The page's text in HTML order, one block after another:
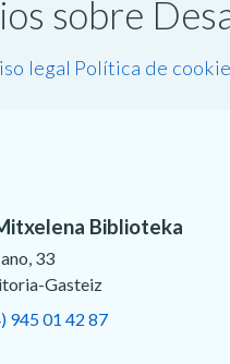
sobre
legal Política de
Biblioteka
33
Gasteiz
945 01 42 87